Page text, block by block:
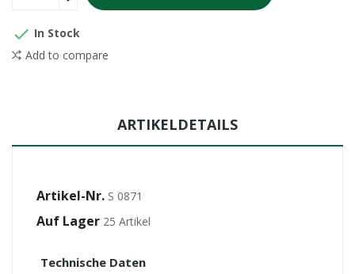
 In Stock
Add to compare
ARTIKELDETAILS
Artikel-Nr. S 0871
Auf Lager 25 Artikel
Technische Daten